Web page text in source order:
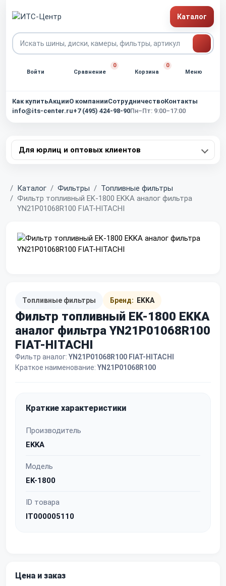
Каталог
Войти Сравнение
0
Корзина
0
Меню
Как купитьАкцииО компанииСотрудничествоКонтакты
info@its-center.ru+7 (495) 424-98-90Пн–Пт: 9:00–17:00
Для юрлиц и оптовых клиентов
Главная
Каталог Фильтры
Топливные фильтры
Фильтр топливный EK-1800 EKKA аналог фильтра
YN21P01068R100 FIAT-HITACHI
Топливные фильтры Бренд: EKKA
Фильтр топливный EK-1800 EKKA
аналог фильтра YN21P01068R100
FIAT-HITACHI
Фильтр аналог: YN21P01068R100 FIAT-HITACHI
Краткое наименование: YN21P01068R100
Краткие характеристики
Производитель
EKKA
Модель
EK-1800
ID товара
IT000005110
Цена и заказ